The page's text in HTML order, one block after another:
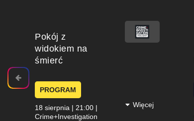
Pokój z
widokiem na
śmierć
Więcej
PROGRAM
18 sierpnia | 21:00 |
Crime+Investigation